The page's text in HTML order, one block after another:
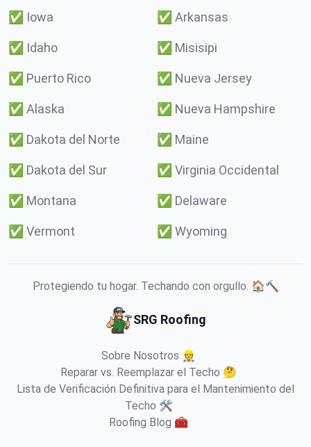
✅ Iowa ✅ Arkansas
✅ Idaho ✅ Misisipi
✅ Puerto Rico ✅ Nueva Jersey
✅ Alaska ✅ Nueva Hampshire
✅ Dakota del Norte ✅ Maine
✅ Dakota del Sur ✅ Virginia Occidental
✅ Montana ✅ Delaware
✅ Vermont ✅ Wyoming
Protegiendo tu hogar. Techando con orgullo. 🏠🔨
SRG Roofing
Sobre Nosotros 👷
Reparar vs. Reemplazar el Techo 🤔
Lista de Verificación Definitiva para el Mantenimiento del
Techo 🛠️
Roofing Blog 🧰